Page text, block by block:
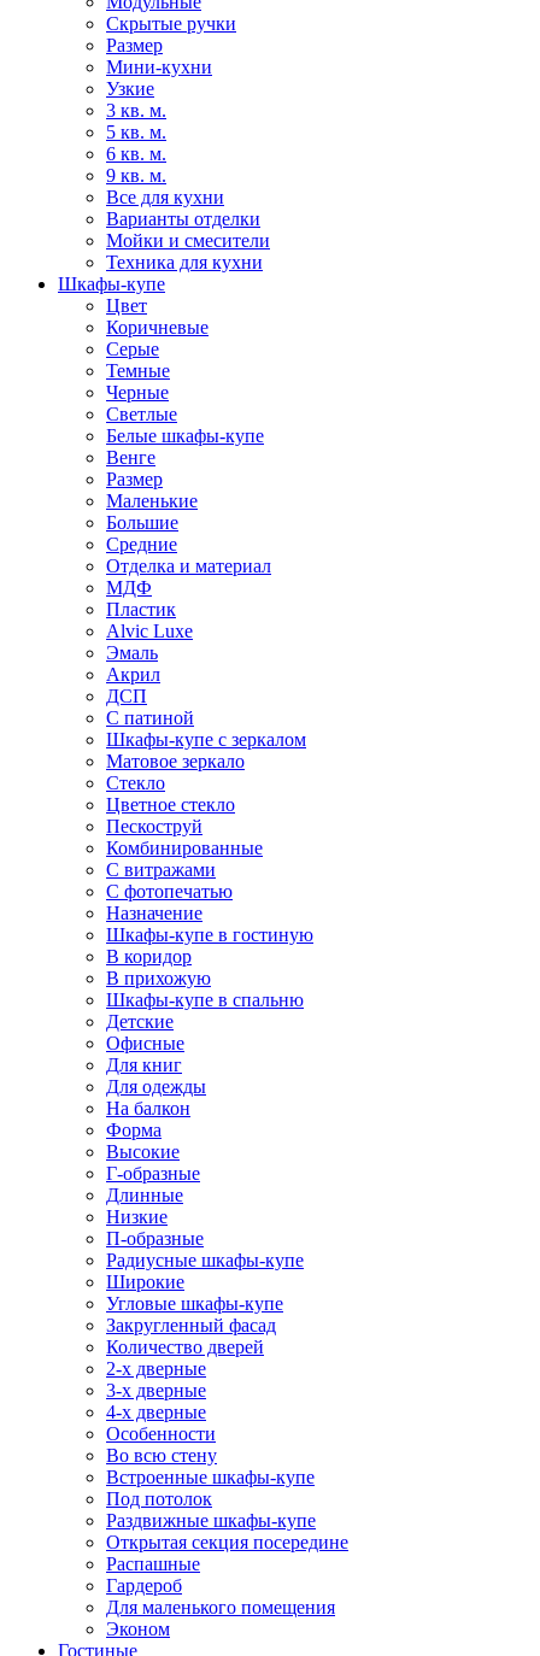
Скрытые ручки
Размер
Мини-кухни
Узкие
3 кв. м.
5 кв. м.
6 кв. м.
9 кв. м.
Все для кухни
Варианты отделки
Мойки и смесители
Техника для кухни
Шкафы-купе
Цвет
Коричневые
Серые
Темные
Черные
Светлые
Белые шкафы-купе
Венге
Размер
Маленькие
Большие
Средние
Отделка и материал
МДФ
Пластик
Alvic Luxe
Эмаль
Акрил
ДСП
С патиной
Шкафы-купе с зеркалом
Матовое зеркало
Стекло
Цветное стекло
Пескоструй
Комбинированные
С витражами
С фотопечатью
Назначение
Шкафы-купе в гостиную
В коридор
В прихожую
Шкафы-купе в спальню
Детские
Офисные
Для книг
Для одежды
На балкон
Форма
Высокие
Г-образные
Длинные
Низкие
П-образные
Радиусные шкафы-купе
Широкие
Угловые шкафы-купе
Закругленный фасад
Количество дверей
2-х дверные
3-х дверные
4-х дверные
Особенности
Во всю стену
Встроенные шкафы-купе
Под потолок
Раздвижные шкафы-купе
Открытая секция посередине
Распашные
Гардероб
Для маленького помещения
Эконом
Гостиные